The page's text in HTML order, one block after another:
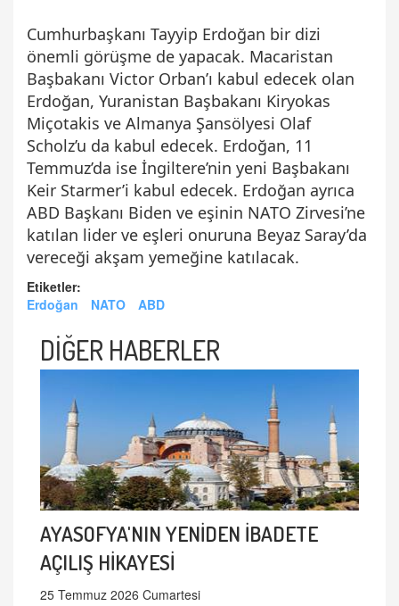
Cumhurbaşkanı Tayyip Erdoğan bir dizi
önemli görüşme de yapacak. Macaristan
Başbakanı Victor Orban’ı kabul edecek olan
Erdoğan, Yuranistan Başbakanı Kiryokas
Miçotakis ve Almanya Şansölyesi Olaf
Scholz’u da kabul edecek. Erdoğan, 11
Temmuz’da ise İngiltere’nin yeni Başbakanı
Keir Starmer’i kabul edecek. Erdoğan ayrıca
ABD Başkanı Biden ve eşinin NATO Zirvesi’ne
katılan lider ve eşleri onuruna Beyaz Saray’da
vereceği akşam yemeğine katılacak.
Etiketler:
Erdoğan
NATO ABD
DİĞER HABERLER
AYASOFYA'NIN YENİDEN İBADETE
AÇILIŞ HİKAYESİ
25 Temmuz 2026 Cumartesi